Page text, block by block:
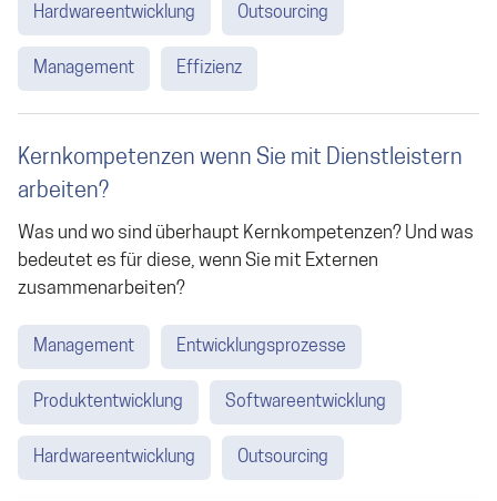
Hardwareentwicklung Outsourcing
Management Effizienz
Kernkompetenzen wenn Sie mit Dienstleistern
arbeiten?
Was und wo sind überhaupt Kernkompetenzen? Und was
bedeutet es für diese, wenn Sie mit Externen
zusammenarbeiten?
Management Entwicklungsprozesse
Produktentwicklung Softwareentwicklung
Hardwareentwicklung Outsourcing